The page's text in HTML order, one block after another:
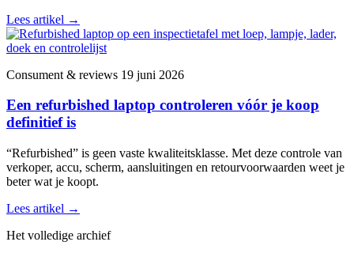
Lees artikel →
Consument & reviews 19 juni 2026
Een refurbished laptop controleren vóór je koop
definitief is
“Refurbished” is geen vaste kwaliteitsklasse. Met deze controle van
verkoper, accu, scherm, aansluitingen en retourvoorwaarden weet je
beter wat je koopt.
Lees artikel →
Het volledige archief